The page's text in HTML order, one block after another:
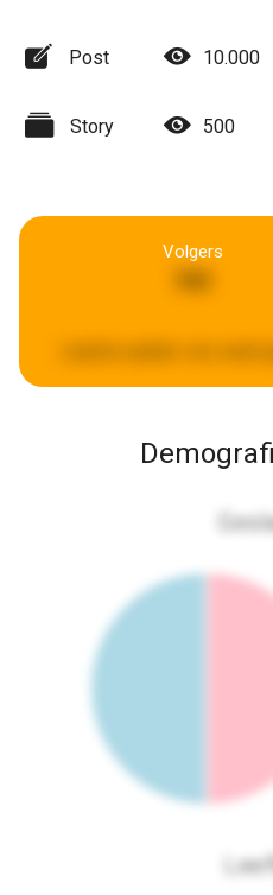
Post 10.000
Story 500
Volgers